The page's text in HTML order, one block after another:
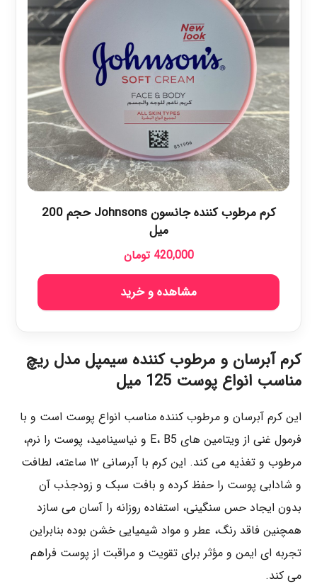
کرم مرطوب کننده جانسون Johnsons حجم 200
میل
420,000 تومان
مشاهده و خرید
کرم آبرسان و مرطوب کننده سیمپل مدل ریچ
مناسب انواع پوست 125 میل
این کرم آبرسان و مرطوب‌ کننده مناسب انواع پوست است و با
فرمول غنی از ویتامین‌ های E، B5 و نیاسینامید، پوست را نرم،
مرطوب و تغذیه می‌ کند. این کرم با آبرسانی ۱۲ ساعته، لطافت
و شادابی پوست را حفظ کرده و بافت سبک و زودجذب آن
بدون ایجاد حس سنگینی، استفاده روزانه را آسان می‌ سازد
همچنین فاقد رنگ، عطر و مواد شیمیایی خشن بوده بنابراین
تجربه‌ ای ایمن و مؤثر برای تقویت و مراقبت از پوست فراهم
می‌ کند.